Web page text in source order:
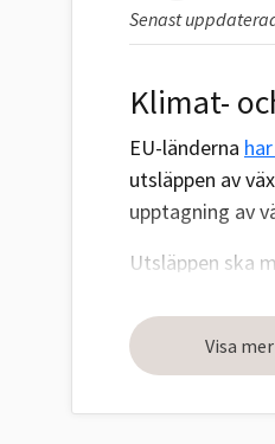
Senast
Klimat-
EU-länderna
utsläppen av
upptagning av
Utsläppen ska
(LULUCF).
inga nationella
Visa mer